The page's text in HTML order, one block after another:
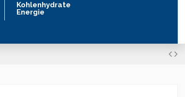
Kohlenhydrate
Energie